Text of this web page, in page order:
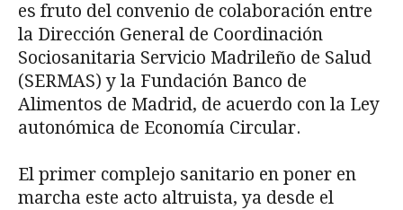
es fruto del convenio de colaboración entre
la Dirección General de Coordinación
Sociosanitaria Servicio Madrileño de Salud
(SERMAS) y la Fundación Banco de
Alimentos de Madrid, de acuerdo con la Ley
autonómica de Economía Circular.
El primer complejo sanitario en poner en
marcha este acto altruista, ya desde el